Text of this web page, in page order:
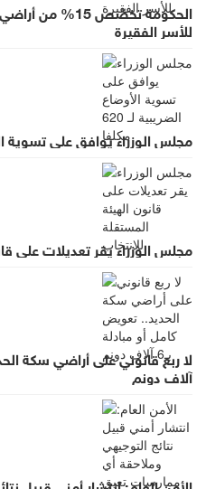
الحكومة تخصّص
للأسر الفقيرة
مجلس الوزراء يوافق على تسوية
مجلس الوزراء يقر تعديلات على
آلاف دونم